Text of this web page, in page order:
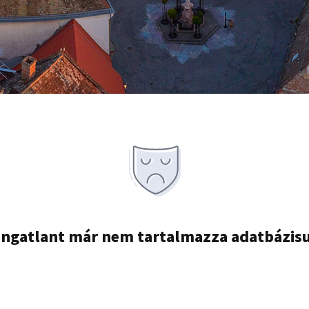
már nem tartalmazza